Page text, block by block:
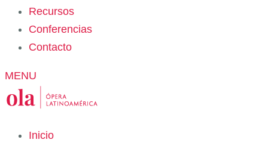
Recursos
Conferencias
Contacto
MENU
Inicio